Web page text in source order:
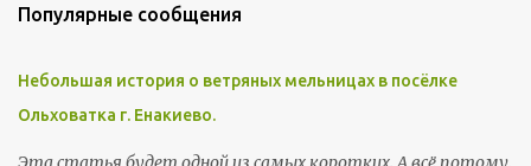
Популярные сообщения
Небольшая история о ветряных мельницах в посёлке
Ольховатка г. Енакиево.